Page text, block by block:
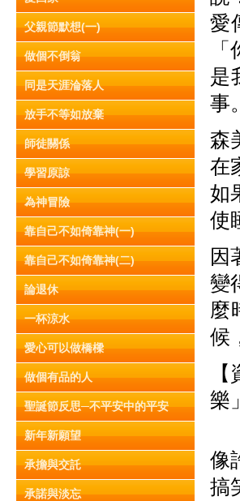
父親節默想(一)
做個不倒翁
同是天涯淪落人
放手不等如放棄
師徒關係
學習原諒
為神冒險
靠自己不如倚靠神(一)
靠自己不如倚靠神(二)
論退休
一杯涼水
愛心可以做橋樑
做個有品的人
聖誕節反思─不平安中的平安
新年新願望
承擔與交託
承諾與淡忘
愛
是
事
森
在
如
使
因
變
麼
候
樂
像
搞